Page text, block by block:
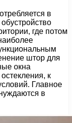
в
где потом
штор для
окна
к
Главное
в